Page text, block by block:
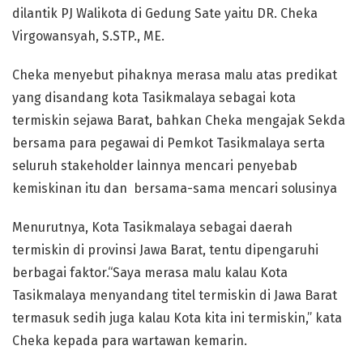
dilantik PJ Walikota di Gedung Sate yaitu DR. Cheka
Virgowansyah, S.STP., ME.
Cheka menyebut pihaknya merasa malu atas predikat
yang disandang kota Tasikmalaya sebagai kota
termiskin sejawa Barat, bahkan Cheka mengajak Sekda
bersama para pegawai di Pemkot Tasikmalaya serta
seluruh stakeholder lainnya mencari penyebab
kemiskinan itu dan bersama-sama mencari solusinya
Menurutnya, Kota Tasikmalaya sebagai daerah
termiskin di provinsi Jawa Barat, tentu dipengaruhi
berbagai faktor.“Saya merasa malu kalau Kota
Tasikmalaya menyandang titel termiskin di Jawa Barat
termasuk sedih juga kalau Kota kita ini termiskin,” kata
Cheka kepada para wartawan kemarin.